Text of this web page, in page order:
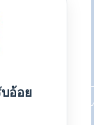
บอ้อย